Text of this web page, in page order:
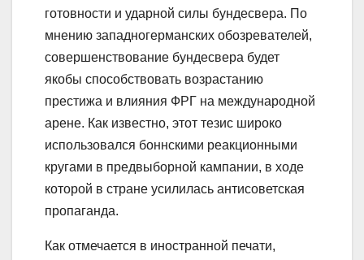
готовности и ударной силы бундесвера. По
мнению западногерманских обозревателей,
совершенствование бундесвера будет
якобы способствовать возрастанию
престижа и влияния ФРГ на международной
арене. Как известно, этот тезис широко
использовался боннскими реакционными
кругами в предвыборной кампании, в ходе
которой в стране усилилась антисоветская
пропаганда.
Как отмечается в иностранной печати,